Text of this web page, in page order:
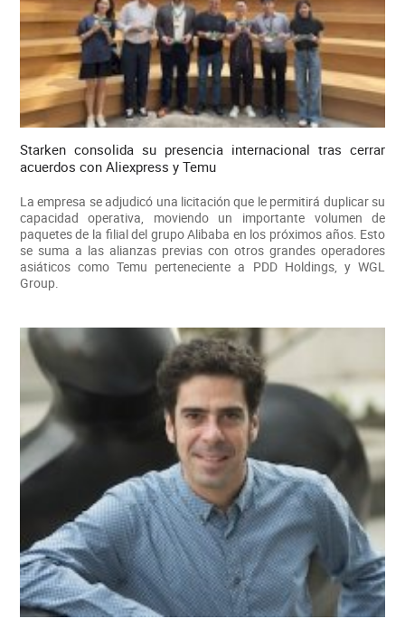
Starken consolida su presencia internacional tras cerrar
acuerdos con Aliexpress y Temu
La empresa se adjudicó una licitación que le permitirá duplicar su
capacidad operativa, moviendo un importante volumen de
paquetes de la filial del grupo Alibaba en los próximos años. Esto
se suma a las alianzas previas con otros grandes operadores
asiáticos como Temu perteneciente a PDD Holdings, y WGL
Group.